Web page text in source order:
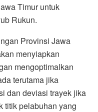
Timur untuk
Rukun.
Provinsi Jawa
menyiapkan
mengoptimalkan
terutama jika
dan deviasi trayek jika
titik pelabuhan yang